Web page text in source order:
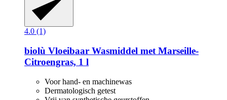
4.0 (1)
biolù Vloeibaar Wasmiddel met Marseille-​
Citroengras, 1 l
Voor hand- en machinewas
Dermatologisch getest